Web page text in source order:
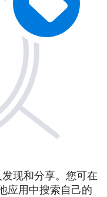
现和分享。您可在
应用中搜索自己的